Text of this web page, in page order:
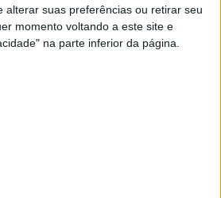
alterar suas preferências ou retirar seu
momento voltando a este site e
na parte inferior da página.
melhor condução das
distância entre eixos a dar maior
em curva (um dos problemas, por